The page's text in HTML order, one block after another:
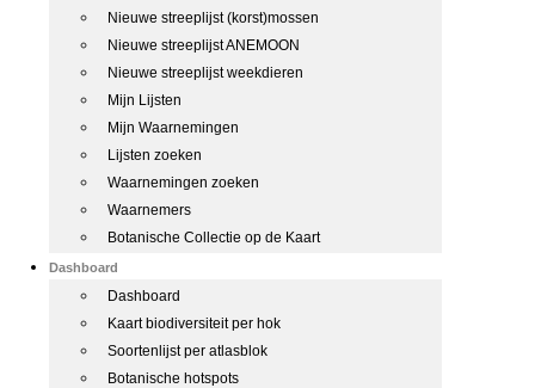
Nieuwe streeplijst (korst)mossen
Nieuwe streeplijst ANEMOON
Nieuwe streeplijst weekdieren
Mijn Lijsten
Mijn Waarnemingen
Lijsten zoeken
Waarnemingen zoeken
Waarnemers
Botanische Collectie op de Kaart
Dashboard
Dashboard
Kaart biodiversiteit per hok
Soortenlijst per atlasblok
Botanische hotspots